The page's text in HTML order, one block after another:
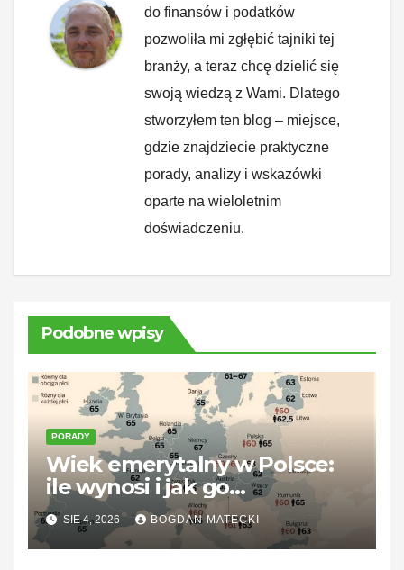
do finansów i podatków
pozwoliła mi zgłębić tajniki tej
branży, a teraz chcę dzielić się
swoją wiedzą z Wami. Dlatego
stworzyłem ten blog – miejsce,
gdzie znajdziecie praktyczne
porady, analizy i wskazówki
oparte na wieloletnim
doświadczeniu.
Podobne wpisy
PORADY
Wiek emerytalny w Polsce:
ile wynosi i jak go
zaplanować
SIE 4, 2026 BOGDAN MATECKI